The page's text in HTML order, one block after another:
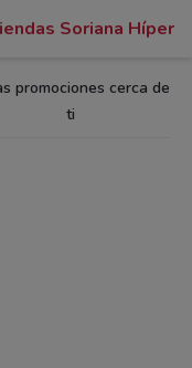
Soriana Híper
promociones cerca de
ti